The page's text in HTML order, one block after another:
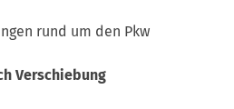
rund um den Pkw
Verschiebung